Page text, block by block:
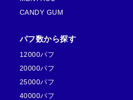
CANDY GUM
パフ数から探す
12000パフ
20000パフ
25000パフ
40000パフ